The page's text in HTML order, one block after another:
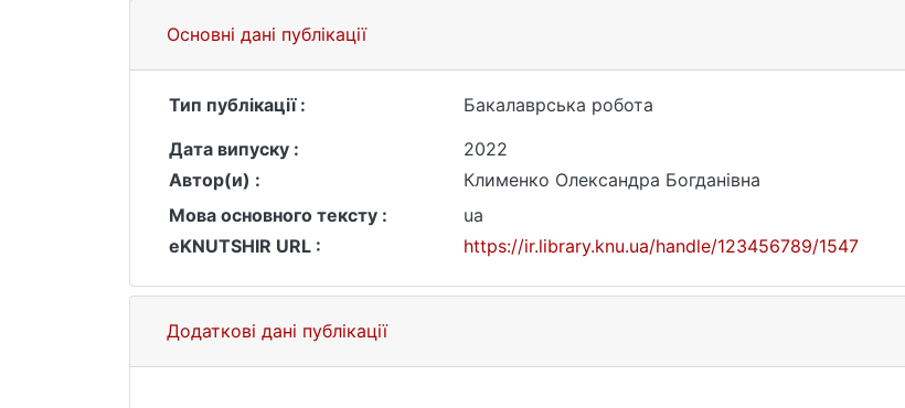
Основні дані публікації
Тип публікації :
Бакалаврська робота
Дата випуску :
2022
Автор(и) :
Клименко Олександра Богданівна
Мова основного тексту :
ua
eKNUTSHIR URL :
https://ir.library.knu.ua/handle/123456789/1547
Додаткові дані публікації